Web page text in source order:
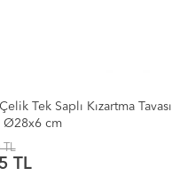
Tek Saplı Kızartma Tavası
Ø28x6 cm
TL
TL